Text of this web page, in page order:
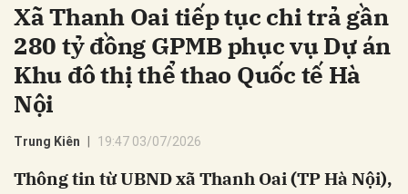
Xã Thanh Oai tiếp tục chi trả gần
280 tỷ đồng GPMB phục vụ Dự án
Khu đô thị thể thao Quốc tế Hà
Nội
Trung Kiên 19:47 03/07/2026
Thông tin từ UBND xã Thanh Oai (TP Hà Nội),